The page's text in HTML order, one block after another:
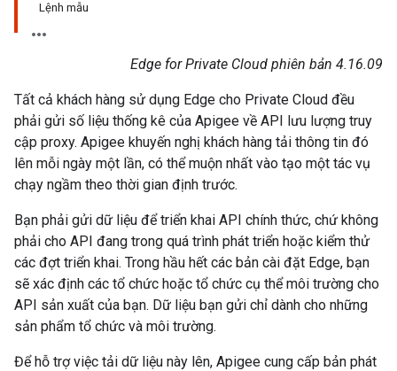
Lệnh mẫu
Edge for Private Cloud phiên bản 4.16.09
Tất cả khách hàng sử dụng Edge cho Private Cloud đều
phải gửi số liệu thống kê của Apigee về API lưu lượng truy
cập proxy. Apigee khuyến nghị khách hàng tải thông tin đó
lên mỗi ngày một lần, có thể muộn nhất vào tạo một tác vụ
chạy ngầm theo thời gian định trước.
Bạn phải gửi dữ liệu để triển khai API chính thức, chứ không
phải cho API đang trong quá trình phát triển hoặc kiểm thử
các đợt triển khai. Trong hầu hết các bản cài đặt Edge, bạn
sẽ xác định các tổ chức hoặc tổ chức cụ thể môi trường cho
API sản xuất của bạn. Dữ liệu bạn gửi chỉ dành cho những
sản phẩm tổ chức và môi trường.
Để hỗ trợ việc tải dữ liệu này lên, Apigee cung cấp bản phát